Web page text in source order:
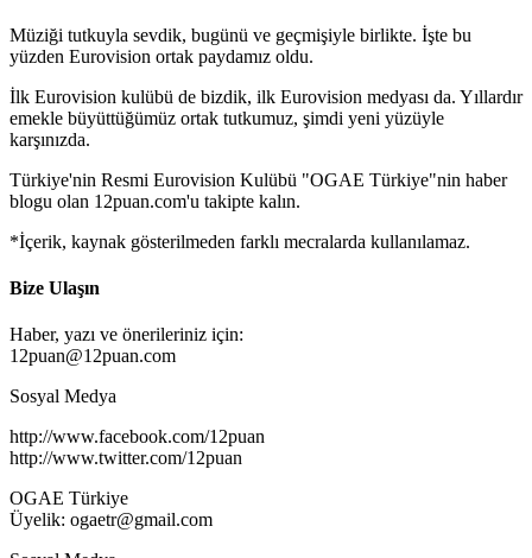
Müziği tutkuyla sevdik, bugünü ve geçmişiyle birlikte. İşte bu
yüzden Eurovision ortak paydamız oldu.
İlk Eurovision kulübü de bizdik, ilk Eurovision medyası da. Yıllardır
emekle büyüttüğümüz ortak tutkumuz, şimdi yeni yüzüyle
karşınızda.
Türkiye'nin Resmi Eurovision Kulübü "OGAE Türkiye"nin haber
blogu olan 12puan.com'u takipte kalın.
*İçerik, kaynak gösterilmeden farklı mecralarda kullanılamaz.
Bize Ulaşın
Haber, yazı ve önerileriniz için:
12puan@12puan.com
Sosyal Medya
http://www.facebook.com/12puan
http://www.twitter.com/12puan
OGAE Türkiye
Üyelik: ogaetr@gmail.com